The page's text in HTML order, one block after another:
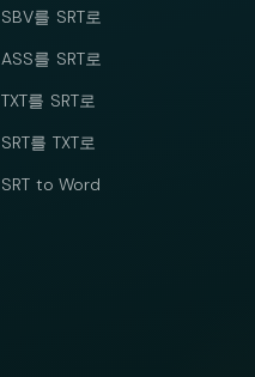
SBV를 SRT로
ASS를 SRT로
TXT를 SRT로
SRT를 TXT로
SRT to Word